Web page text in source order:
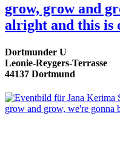
grow, grow and
alright and this is
Dortmunder U
Leonie-Reygers-Terrasse
44137 Dortmund